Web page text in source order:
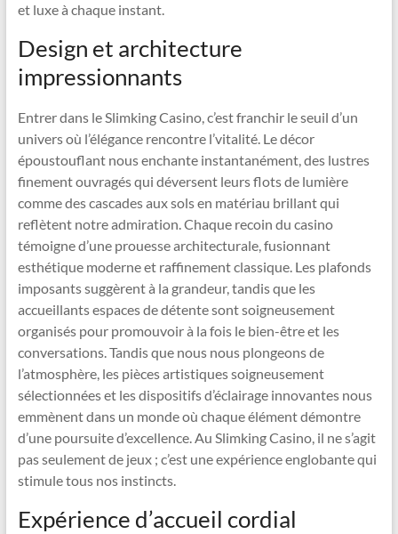
et luxe à chaque instant.
Design et architecture
impressionnants
Entrer dans le Slimking Casino, c’est franchir le seuil d’un
univers où l’élégance rencontre l’vitalité. Le décor
époustouflant nous enchante instantanément, des lustres
finement ouvragés qui déversent leurs flots de lumière
comme des cascades aux sols en matériau brillant qui
reflètent notre admiration. Chaque recoin du casino
témoigne d’une prouesse architecturale, fusionnant
esthétique moderne et raffinement classique. Les plafonds
imposants suggèrent à la grandeur, tandis que les
accueillants espaces de détente sont soigneusement
organisés pour promouvoir à la fois le bien-être et les
conversations. Tandis que nous nous plongeons de
l’atmosphère, les pièces artistiques soigneusement
sélectionnées et les dispositifs d’éclairage innovantes nous
emmènent dans un monde où chaque élément démontre
d’une poursuite d’excellence. Au Slimking Casino, il ne s’agit
pas seulement de jeux ; c’est une expérience englobante qui
stimule tous nos instincts.
Expérience d’accueil cordial